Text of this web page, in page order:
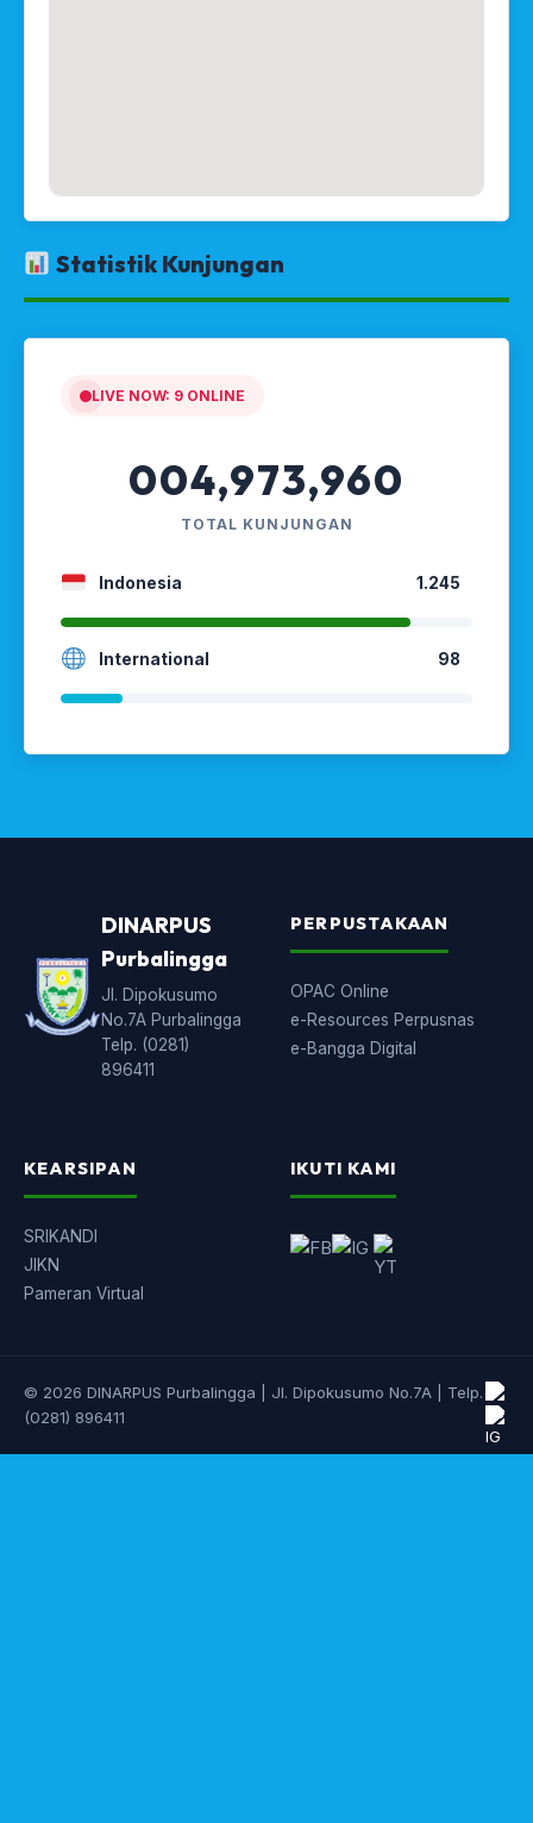
Statistik Kunjungan
LIVE NOW: 9 ONLINE
004,973,960
TOTAL KUNJUNGAN
Indonesia 1.245
International 98
DINARPUS
Purbalingga
Jl. Dipokusumo
No.7A Purbalingga
Telp. (0281)
896411
PERPUSTAKAAN
OPAC Online
e-Resources Perpusnas
e-Bangga Digital
KEARSIPAN
SRIKANDI
JIKN
Pameran Virtual
IKUTI KAMI
© 2026 DINARPUS Purbalingga | Jl. Dipokusumo No.7A | Telp.
(0281) 896411